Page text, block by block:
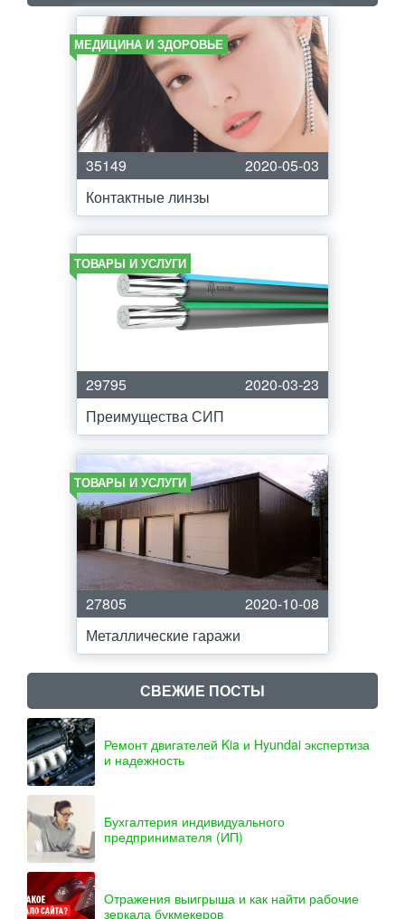
МЕДИЦИНА И ЗДОРОВЬЕ
35149
2020-05-03
Контактные линзы
ТОВАРЫ И УСЛУГИ
29795
2020-03-23
Преимущества СИП
ТОВАРЫ И УСЛУГИ
27805
2020-10-08
Металлические гаражи
СВЕЖИЕ ПОСТЫ
Ремонт двигателей Kia и Hyundai экспертиза
и надежность
Бухгалтерия индивидуального
предпринимателя (ИП)
Отражения выигрыша и как найти рабочие
зеркала букмекеров